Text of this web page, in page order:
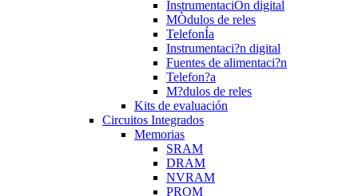
InstrumentaciÒn digital
MÒdulos de reles
TelefonÍa
Instrumentaci?n digital
Fuentes de alimentaci?n
Telefon?a
M?dulos de reles
Kits de evaluación
Circuitos Integrados
Memorias
SRAM
DRAM
NVRAM
PROM